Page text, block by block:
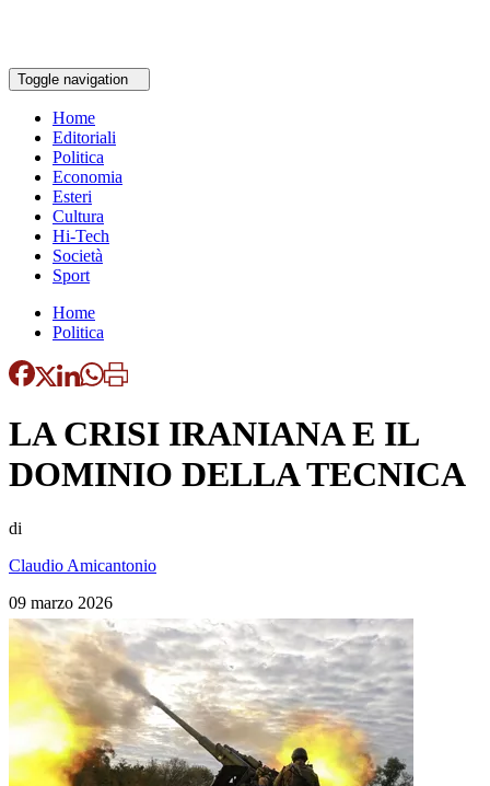
Toggle navigation
Home
Editoriali
Politica
Economia
Esteri
Cultura
Hi-Tech
Società
Sport
Home
Politica
LA CRISI IRANIANA E IL
DOMINIO DELLA TECNICA
di
Claudio Amicantonio
09 marzo 2026